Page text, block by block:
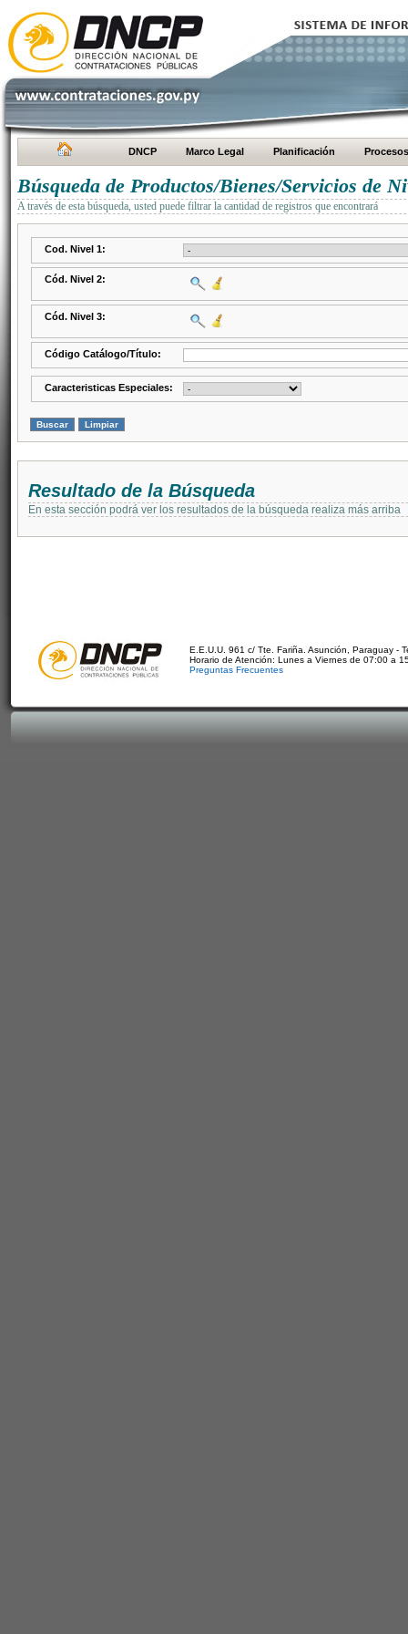
DNCP Marco Legal Planificación Procesos
Búsqueda de Productos/Bienes/Servicios de
A través de esta búsqueda, usted puede filtrar la cantidad de registros que encontrará
Cod. Nivel 1:
Cód. Nivel 2:
Cód. Nivel 3:
Código Catálogo/Título:
Caracteristicas Especiales:
Resultado de la Búsqueda
En esta sección podrá ver los resultados de la búsqueda realiza más arriba
E.E.U.U. 961 c/ Tte. Fariña. Asunción, Paraguay -
Horario de Atención: Lunes a Viernes de 07:00 a
Preguntas Frecuentes